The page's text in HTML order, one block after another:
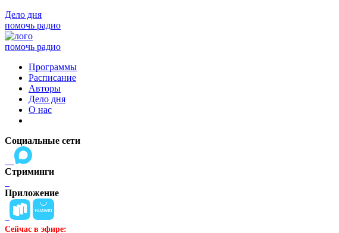
Дело дня
помочь радио
помочь радио
Программы
Расписание
Авторы
Дело дня
О нас
Социальные сети
Стриминги
Приложение
Сейчас в эфире: